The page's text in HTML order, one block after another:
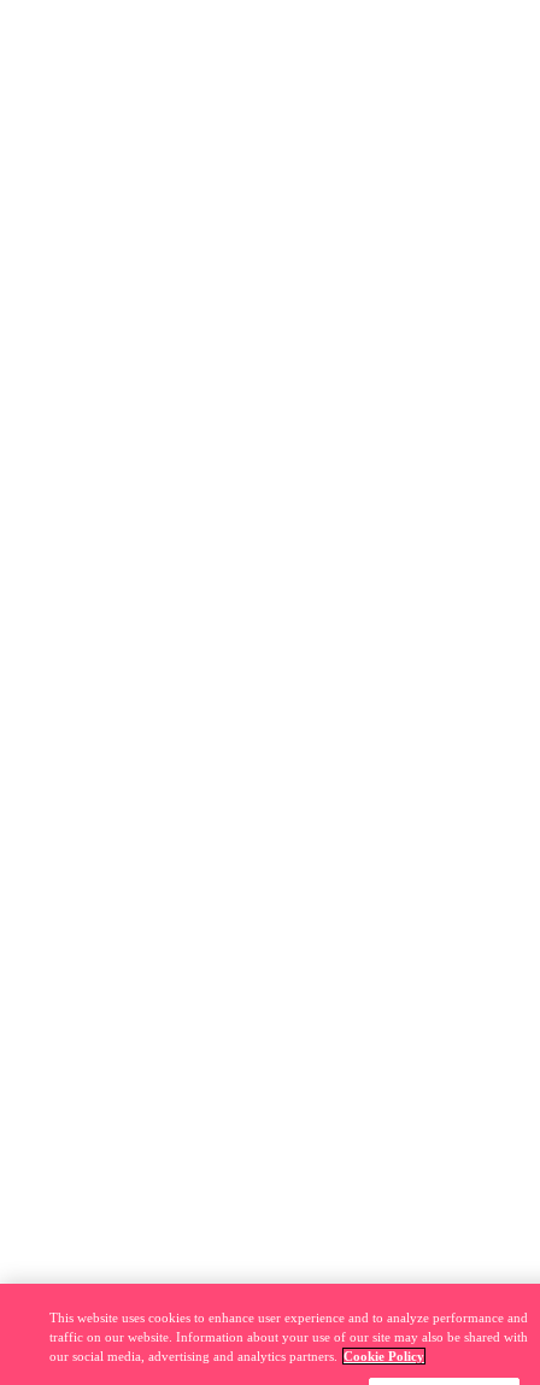
This website uses cookies to enhance user experience and to analyze performance and
traffic on our website. Information about your use of our site may also be shared with
our social media, advertising and analytics partners.
Cookie Policy